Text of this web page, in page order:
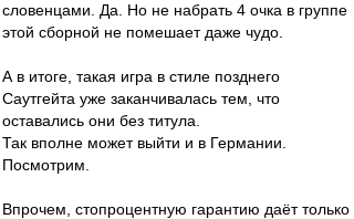
словенцами. Да. Но не набрать 4 очка в группе
этой сборной не помешает даже чудо.
А в итоге, такая игра в стиле позднего
Саутгейта уже заканчивалась тем, что
оставались они без титула.
Так вполне может выйти и в Германии.
Посмотрим.
Впрочем, стопроцентную гарантию даёт только